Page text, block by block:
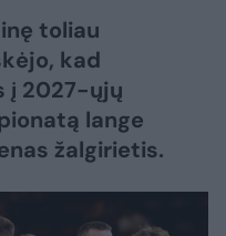
toliau
kad
į 2027-ųjų
lange
žalgirietis.